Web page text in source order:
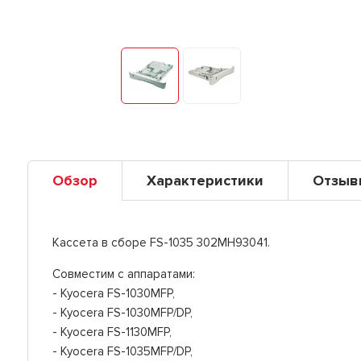
Обзор Характеристики
Кассета в сборе FS-1035 302MH93041.
Совместим с аппаратами:
- Kyocera FS-1030MFP,
- Kyocera FS-1030MFP/DP,
- Kyocera FS-1130MFP,
- Kyocera FS-1035MFP/DP,